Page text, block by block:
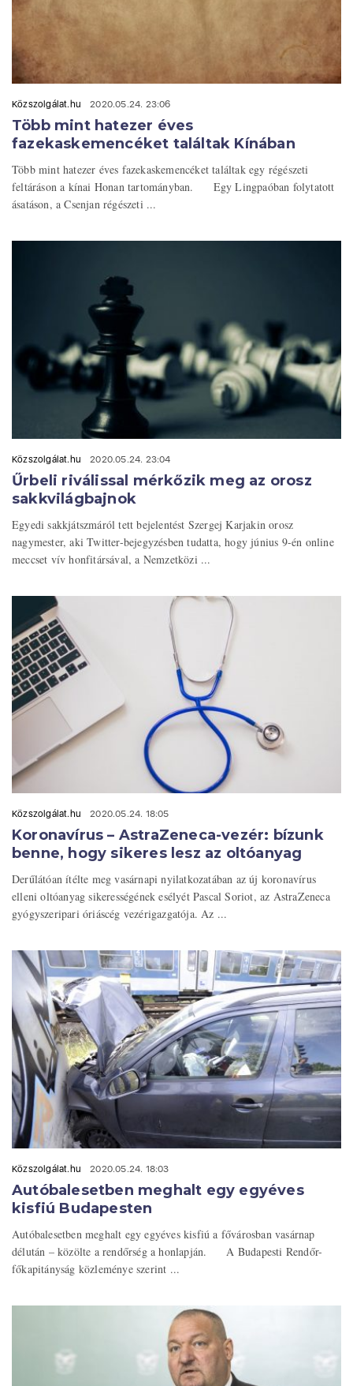
Közszolgálat.hu 2020.05.24. 23:06
Több mint hatezer éves
fazekaskemencéket találtak Kínában
Több mint hatezer éves fazekaskemencéket találtak egy régészeti
feltáráson a kínai Honan tartományban. Egy Lingpaóban folytatott
ásatáson, a Csenjan régészeti ...
Közszolgálat.hu 2020.05.24. 23:04
Űrbeli riválissal mérkőzik meg az orosz
sakkvilágbajnok
Egyedi sakkjátszmáról tett bejelentést Szergej Karjakin orosz
nagymester, aki Twitter-bejegyzésben tudatta, hogy június 9-én online
meccset vív honfitársával, a Nemzetközi ...
Közszolgálat.hu 2020.05.24. 18:05
Koronavírus – AstraZeneca-vezér: bízunk
benne, hogy sikeres lesz az oltóanyag
Derűlátóan ítélte meg vasárnapi nyilatkozatában az új koronavírus
elleni oltóanyag sikerességének esélyét Pascal Soriot, az AstraZeneca
gyógyszeripari óriáscég vezérigazgatója. Az ...
Közszolgálat.hu 2020.05.24. 18:03
Autóbalesetben meghalt egy egyéves
kisfiú Budapesten
Autóbalesetben meghalt egy egyéves kisfiú a fővárosban vasárnap
délután – közölte a rendőrség a honlapján. A Budapesti Rendőr-
főkapitányság közleménye szerint ...